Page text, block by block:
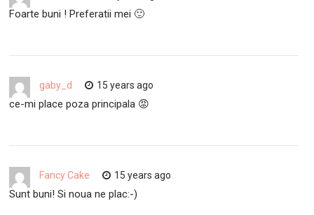
Foarte buni ! Preferatii mei 🙂
gaby_d 15 years ago
ce-mi place poza principala 😡
Fancy Cake 15 years ago
Sunt buni! Si noua ne plac:-)